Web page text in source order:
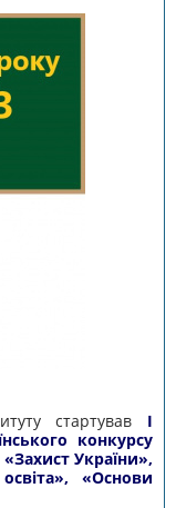
устартував
І
конкурсу
України»,
«Основи